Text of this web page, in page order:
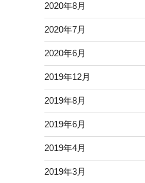
2020年8月
2020年7月
2020年6月
2019年12月
2019年8月
2019年6月
2019年4月
2019年3月